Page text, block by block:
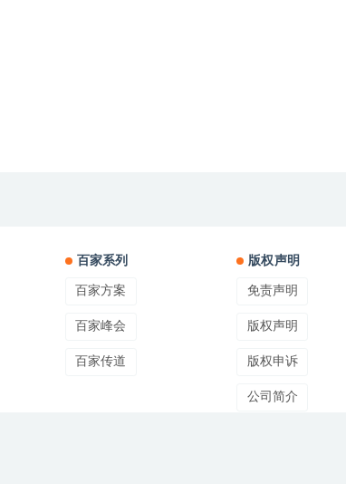
百家系列
百家方案
百家峰会
百家传道
版权声明
免责声明
版权声明
版权申诉
公司简介